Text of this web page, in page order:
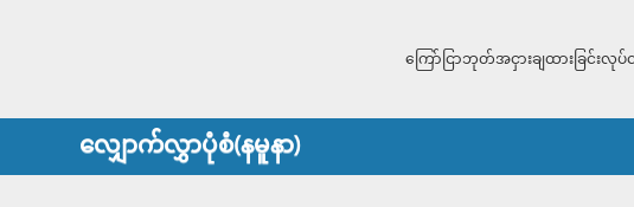
ကြော်ငြာဘုတ်အငှားချထားခြင်းလု
လျှောက်လွှာပုံစံ(နမူနာ)